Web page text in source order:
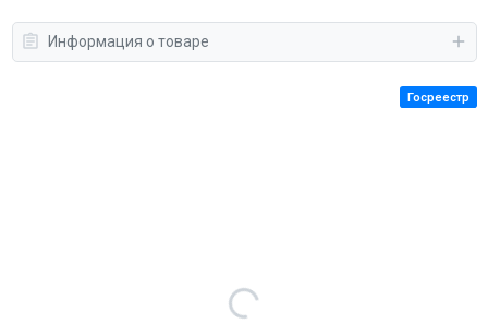
Информация о товаре
Госреестр